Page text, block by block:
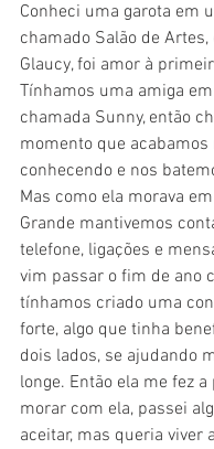
Conheci uma garota em
chamado Salão de Artes,
Glaucy, foi amor à
Tínhamos uma amiga
chamada Sunny, então
momento que acabamos
conhecendo e nos
Mas como ela morava
Grande mantivemos
telefone, ligações e
vim passar o fim de ano
tínhamos criado uma
forte, algo que tinha
dois lados, se ajudando
longe. Então ela me fez
morar com ela, passei
aceitar, mas queria viver